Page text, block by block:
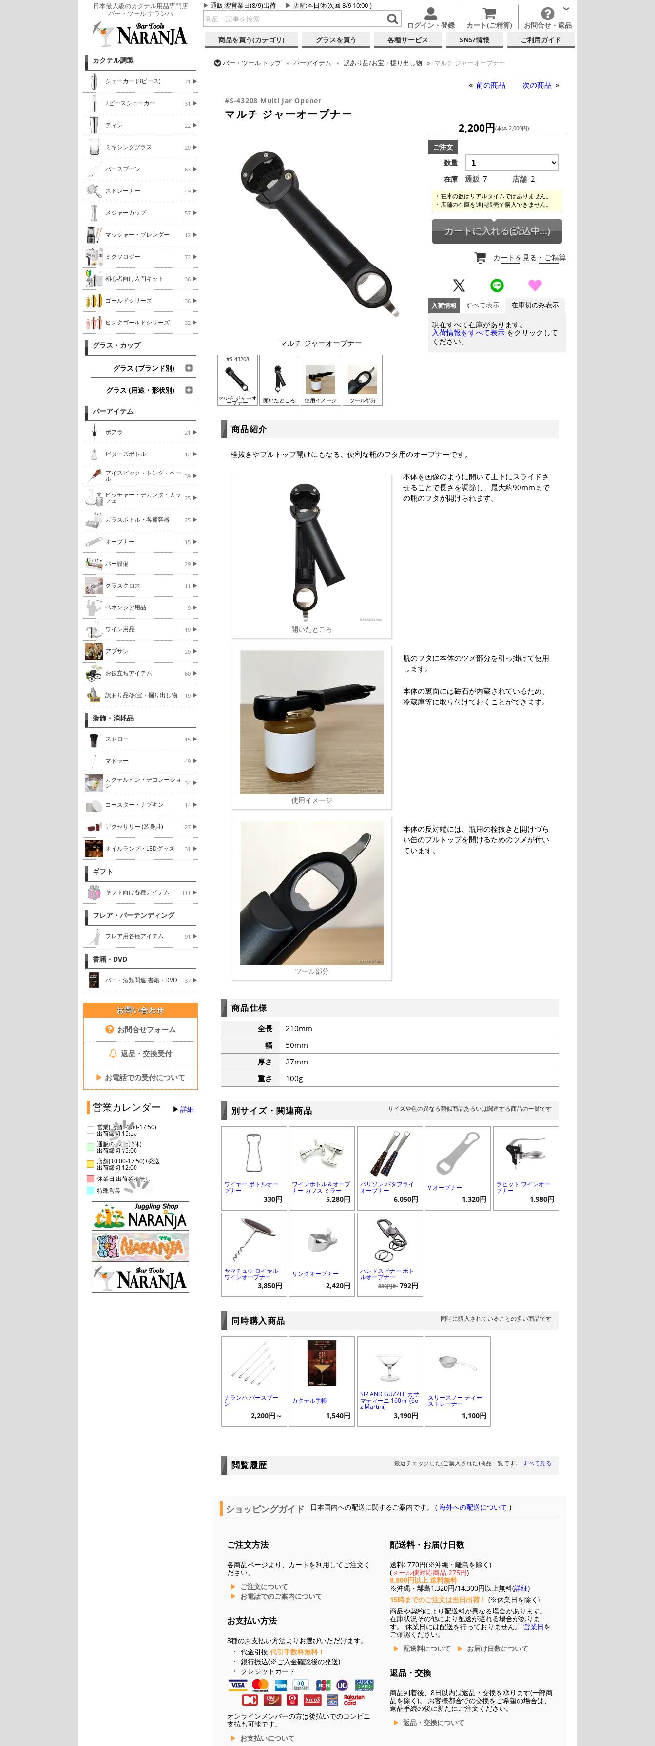
日本最大級のカクテル用品専門店
バー・ツール ナランハ
通販:翌営業日(8/9)出荷 店舗:本日休(次回 8/9 10:00-)
ログイン・登録 カート(ご精算) お問合せ・返品
商品を買う(カテゴリ) グラスを買う 各種サービス SNS/情報 ご利用ガイド
カクテル調製
シェーカー (3ピース) 71
2ピースシェーカー 31
ティン 22
ミキシンググラス 29
バースプーン 63
ストレーナー 49
メジャーカップ 57
マッシャー・ブレンダー 12
ミクソロジー 72
初心者向け入門キット 36
ゴールドシリーズ 36
ピンクゴールドシリーズ 32
グラス・カップ
グラス (ブランド別)
グラス (用途・形状別)
バーアイテム
ポアラ 21
ビターズボトル 12
アイスピック・トング・ペー
ル 39
ピッチャー・デカンタ・カラ
フェ 25
ガラスボトル・各種容器 25
オープナー 15
バー設備 29
グラスクロス 11
ベネンシア用品 9
ワイン用品 19
アブサン 29
お役立ちアイテム 60
訳あり品/お宝・掘り出し物 19
装飾・消耗品
ストロー 15
マドラー 49
カクテルピン・デコレーショ
ン 34
コースター・ナプキン 14
アクセサリー (装身具) 27
オイルランプ・LEDグッズ 31
ギフト
ギフト向け各種アイテム 111
フレア・バーテンディング
フレア用各種アイテム 91
書籍・DVD
バー・酒類関連 書籍・DVD 37
お問い合わせ
お問合せフォーム
返品・交換受付
▶ お電話での受付について
営業カレンダー 詳細
営業(店舗14:00-17:50)
出荷締切 15:00
通販のみ(店舗休)
出荷締切 15:00
店舗(10:00-17:50)+発送
出荷締切 12:00
休業日 出荷業務無し
特殊営業
バー・ツール トップ バーアイテム 訳あり品/お宝・掘り出し物
マルチ ジャーオープナー
前の商品 次の商品
#S-43208 Multi Jar Opener
マルチ ジャーオープナー
マルチ ジャーオープナー
#S-43208
マルチ ジャーオ
ープナー 開いたところ 使用イメージ ツール部分
2,200円(本体 2,000円)
ご注文
数量
在庫
通販 7 店舗 2
在庫の数はリアルタイムではありません。
店舗の在庫を通信販売で購入できません。
カートに入れる(読込中...)
カートを見る ・ご精算
入荷情報 すべて表示 在庫切のみ表示
現在すべて在庫があります。
入荷情報をすべて表示 をクリックして
ください。
商品紹介
栓抜きやプルトップ開けにもなる、便利な瓶のフタ用のオープナーです。
開いたところ
本体を画像のように開いて上下にスライドさ
せることで長さを調節し、最大約90mmまで
の瓶のフタが開けられます。
使用イメージ
瓶のフタに本体のツメ部分を引っ掛けて使用
します。
本体の裏面には磁石が内蔵されているため、
冷蔵庫等に取り付けておくことができます。
ツール部分
本体の反対端には、瓶用の栓抜きと開けづら
い缶のプルトップを開けるためのツメが付い
ています。
商品仕様
全長
210mm
幅
50mm
厚さ
27mm
重さ
100g
別サイズ・関連商品 サイズや色の異なる類似商品あるいは関連する商品の一覧です
ワイヤー ボトルオー
プナー
330円
ワインボトル＆オープ
ナー カフス ミラー
5,280円
バリソン バタフライ
オープナー
6,050円
V オープナー
1,320円
ラビット ワインオー
プナー
1,980円
ヤマチュウ ロイヤル
ワインオープナー
3,850円
リングオープナー
2,420円
ハンドスピナー ボト
ルオープナー
880円▶ 792円
同時購入商品 同時に購入されていることの多い商品です
ナランハ バースプー
ン
2,200円～
カクテル手帳
1,540円
SIP AND GUZZLE カサ
マティーニ 160ml (6o
z Martini)
3,190円
スリースノー ティー
ストレーナー
1,100円
閲覧履歴 最近チェックした(ご購入された)商品一覧です。 すべて見る
ショッピングガイド 日本国内への配送に関するご案内です。 (海外への配送について )
ご注文方法
各商品ページより、カートを利用してご注文く
ださい。
ご注文について
お電話でのご案内について
お支払い方法
3種のお支払い方法よりお選びいただけます。
代金引換 代引手数料無料！
銀行振込(※ご入金確認後の発送)
クレジットカード
オンラインメンバーの方は後払いでのコンビニ
支払も可能です。
お支払いについて
配送料・お届け日数
送料: 770円(※沖縄・離島を除く)
(メール便対応商品 275円)
8,800円以上 送料無料
※沖縄・離島1,320円/14,300円以上無料(詳細)
15時までのご注文は当日出荷！ (※休業日を除く)
商品や契約により配送料が異なる場合があります。
在庫状況その他により配送が遅れる場合がありま
す。 休業日には配送を行っておりません。 営業日を
ご確認ください。
配送料について
お届け日数について
返品・交換
商品到着後、8日以内は返品・交換を承ります(一部商
品を除く)。 お客様都合での交換をご希望の場合は、
返品手続の後に新たにご注文ください。
返品・交換について